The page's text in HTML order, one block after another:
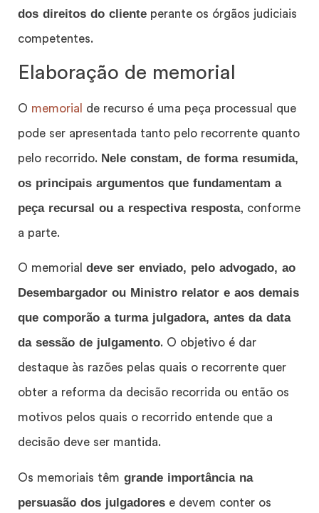
dos direitos do cliente perante os órgãos judiciais
competentes.
Elaboração de memorial
O memorial de recurso é uma peça processual que
pode ser apresentada tanto pelo recorrente quanto
pelo recorrido. Nele constam, de forma resumida,
os principais argumentos que fundamentam a
peça recursal ou a respectiva resposta, conforme
a parte.
O memorial deve ser enviado, pelo advogado, ao
Desembargador ou Ministro relator e aos demais
que comporão a turma julgadora, antes da data
da sessão de julgamento. O objetivo é dar
destaque às razões pelas quais o recorrente quer
obter a reforma da decisão recorrida ou então os
motivos pelos quais o recorrido entende que a
decisão deve ser mantida.
Os memoriais têm grande importância na
persuasão dos julgadores e devem conter os